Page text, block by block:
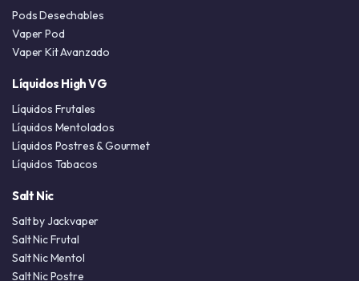
Pods Desechables
Vaper Pod
Vaper Kit Avanzado
Líquidos High VG
Líquidos Frutales
Líquidos Mentolados
Líquidos Postres & Gourmet
Líquidos Tabacos
Salt Nic
Salt by Jackvaper
Salt Nic Frutal
Salt Nic Mentol
Salt Nic Postre